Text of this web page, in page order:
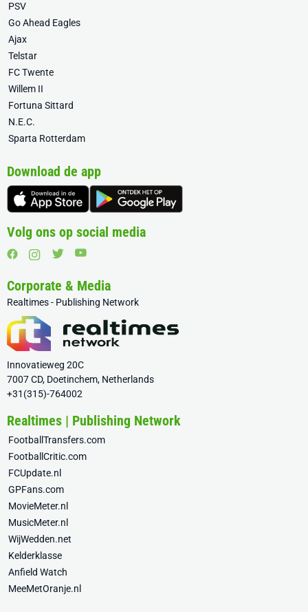
PSV
Go Ahead Eagles
Ajax
Telstar
FC Twente
Willem II
Fortuna Sittard
N.E.C.
Sparta Rotterdam
Download de app
Volg ons op social media
Corporate & Media
Realtimes - Publishing Network
Innovatieweg 20C
7007 CD, Doetinchem, Netherlands
+31(315)-764002
Realtimes | Publishing Network
FootballTransfers.com
FootballCritic.com
FCUpdate.nl
GPFans.com
MovieMeter.nl
MusicMeter.nl
WijWedden.net
Kelderklasse
Anfield Watch
MeeMetOranje.nl